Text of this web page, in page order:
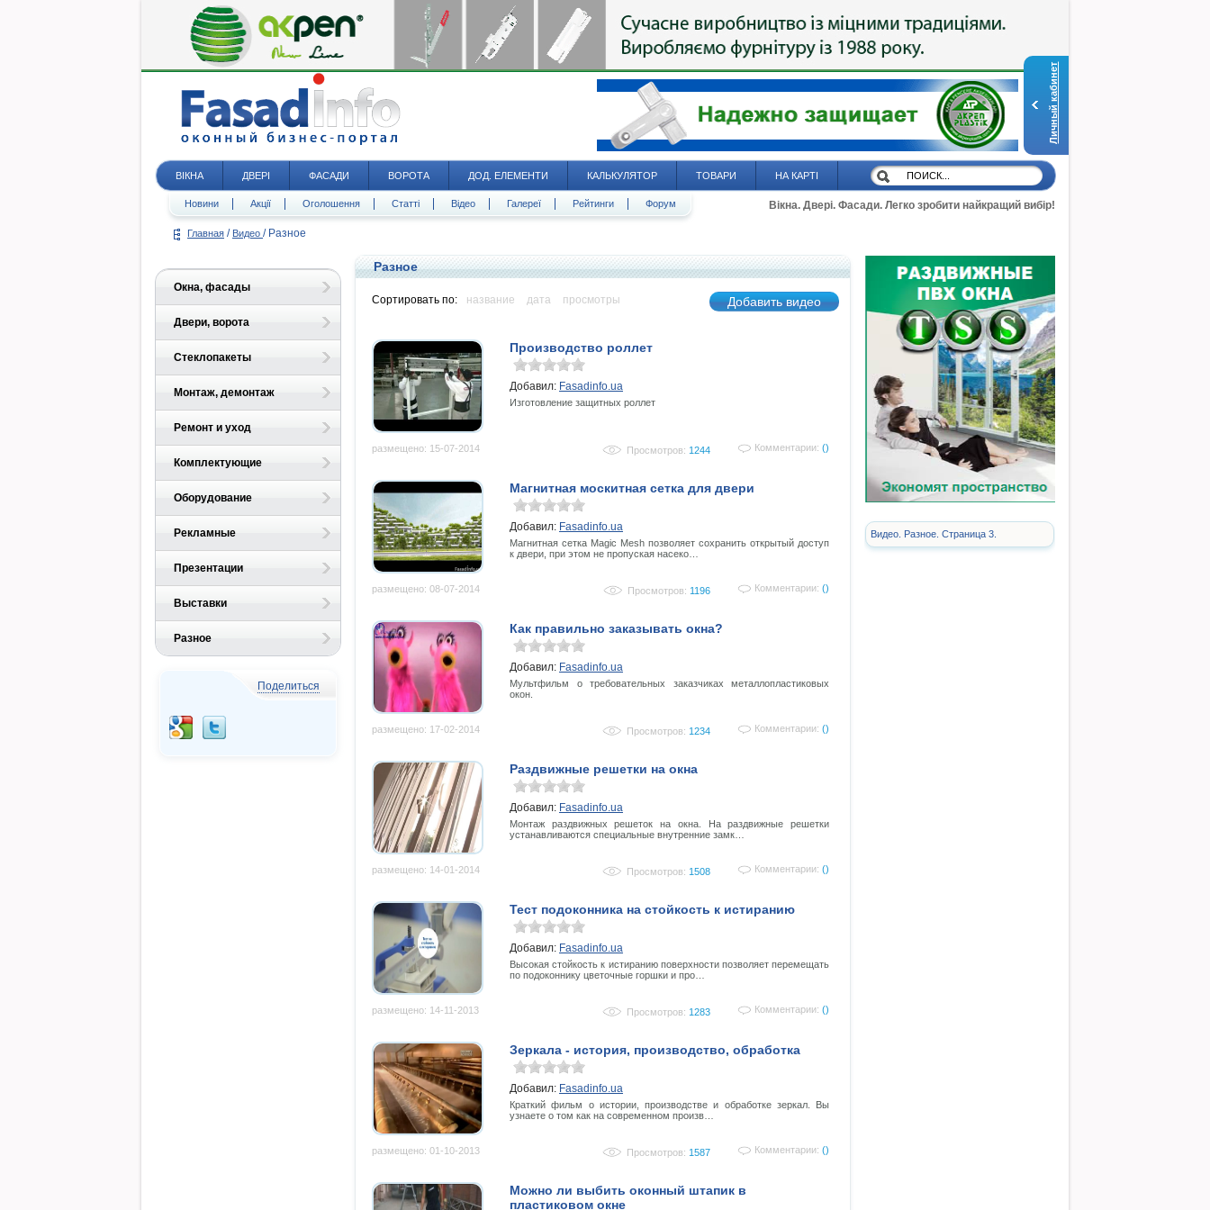
Личный кабинет
ВІКНА ДВЕРІ ФАСАДИ ВОРОТА ДОД. ЕЛЕМЕНТИ КАЛЬКУЛЯТОР ТОВАРИ НА КАРТІ
Новини Акції Оголошення Статті Відео Галереї Рейтинги Форум Вікна. Двері. Фасади. Легко зробити найкращий вибір!
Главная / Видео / Разное
Окна, фасады
Двери, ворота
Стеклопакеты
Монтаж, демонтаж
Ремонт и уход
Комплектующие
Оборудование
Рекламные
Презентации
Выставки
Разное
Поделиться
Разное
Сортировать по: название дата просмотры Добавить видео
Производство роллет
Добавил: Fasadinfo.ua
Изготовление защитных роллет
размещено: 15-07-2014 Просмотров: 1244 Комментарии: ()
Магнитная москитная сетка для двери
Добавил: Fasadinfo.ua
Магнитная сетка Magic Mesh позволяет сохранить открытый доступ
к двери, при этом не пропуская насеко…
размещено: 08-07-2014 Просмотров: 1196 Комментарии: ()
Как правильно заказывать окна?
Добавил: Fasadinfo.ua
Мультфильм о требовательных заказчиках металлопластиковых
окон.
размещено: 17-02-2014 Просмотров: 1234 Комментарии: ()
Раздвижные решетки на окна
Добавил: Fasadinfo.ua
Монтаж раздвижных решеток на окна. На раздвижные решетки
устанавливаются специальные внутренние замк…
размещено: 14-01-2014 Просмотров: 1508 Комментарии: ()
Тест подоконника на стойкость к истиранию
Добавил: Fasadinfo.ua
Высокая стойкость к истиранию поверхности позволяет перемещать
по подоконнику цветочные горшки и про…
размещено: 14-11-2013 Просмотров: 1283 Комментарии: ()
Зеркала - история, производство, обработка
Добавил: Fasadinfo.ua
Краткий фильм о истории, производстве и обработке зеркал. Вы
узнаете о том как на современном произв…
размещено: 01-10-2013 Просмотров: 1587 Комментарии: ()
Можно ли выбить оконный штапик в
пластиковом окне
Видео. Разное. Страница 3.